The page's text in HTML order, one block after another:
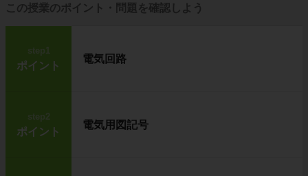
この授業のポイント・問題を確認しよう
step1
ポイント
電気回路
step2
ポイント
電気用図記号